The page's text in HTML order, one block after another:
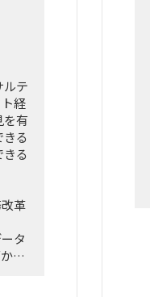
ルテ
経
を有
る
る
革
タ